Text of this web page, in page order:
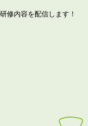
修内容を配信します！